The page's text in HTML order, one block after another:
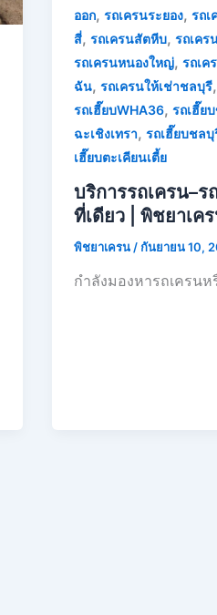
ออก,รถเครนระยอง,รถเ
สี่,รถเครนสัตหีบ,รถเคร
รถเครนหนองใหญ่,รถเค
ฉัน,รถเครนให้เช่าชลบุรี
รถเฮี๊ยบWHA36,รถเฮี๊ย
ฉะเชิงเทรา,รถเฮี๊ยบชลบุ
เฮี๊ยบตะเคียนเตี้ย
บริการรถเครน–ร
ที่เดียว | พิชยาเค
พิชยาเครน /กันยายน 10,
กำลังมองหารถเครนห